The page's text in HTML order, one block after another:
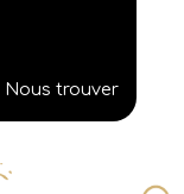
Nous trouver